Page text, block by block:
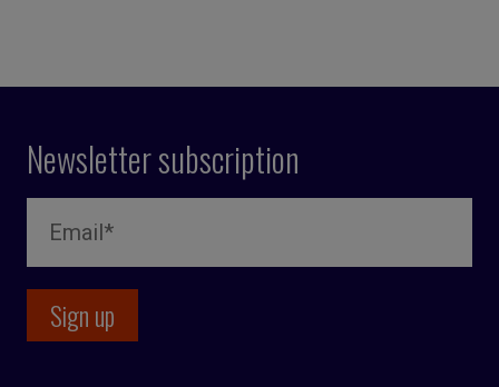
Newsletter subscription